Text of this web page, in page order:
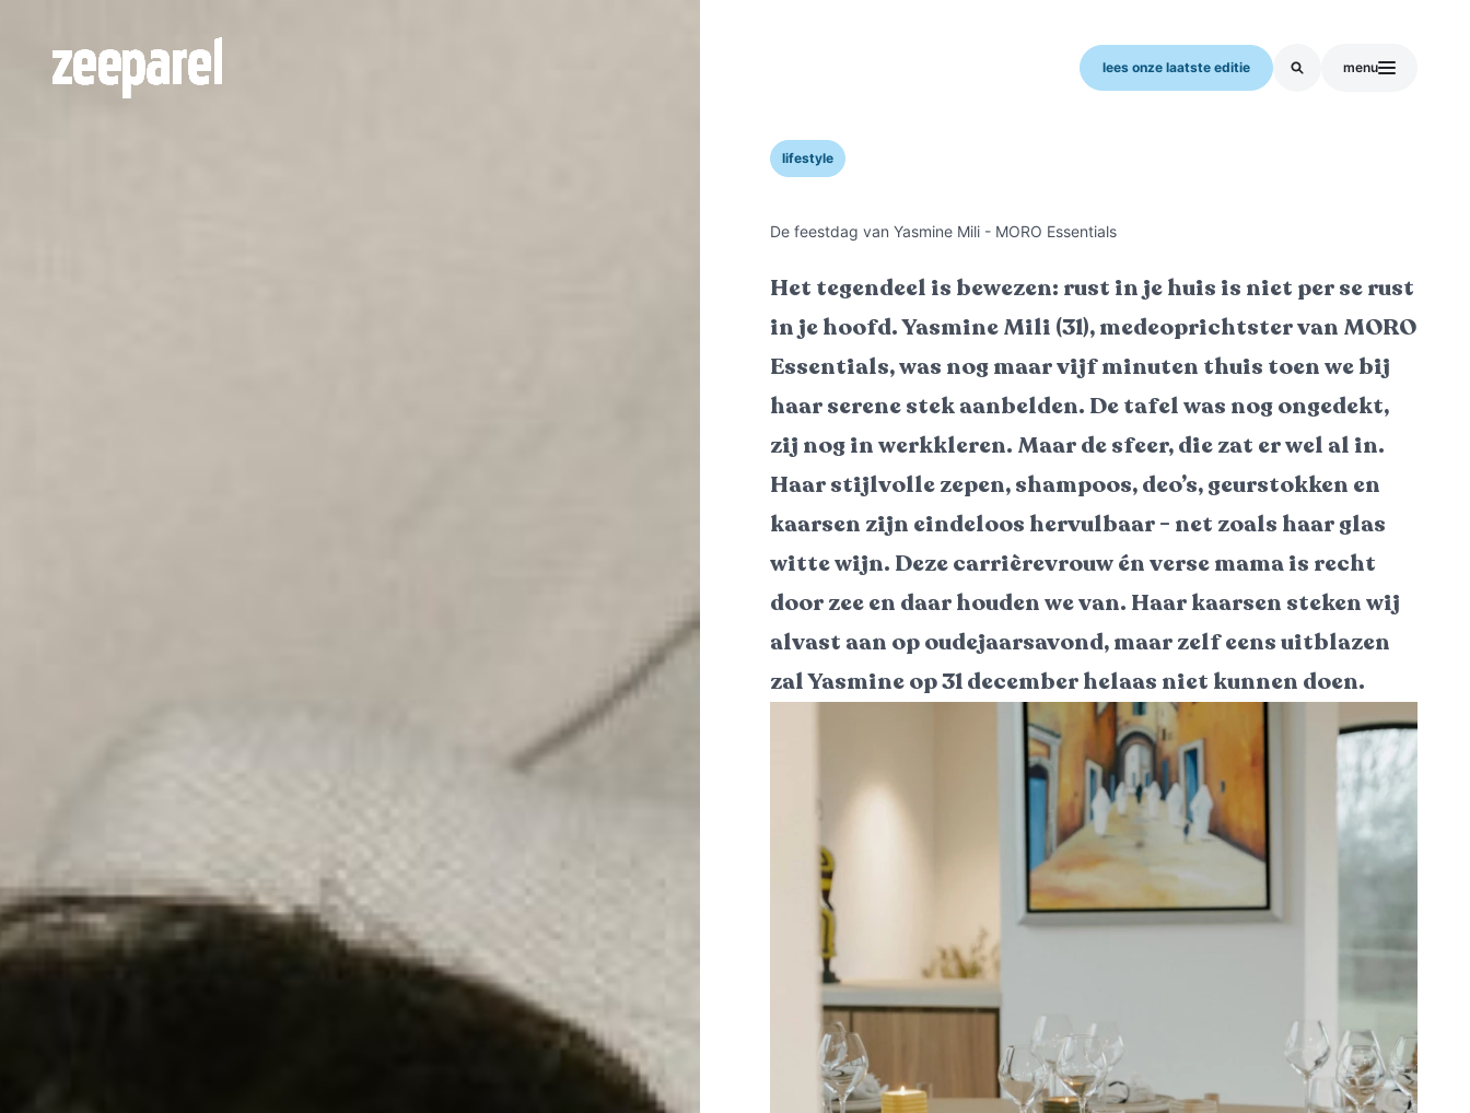
lees onze laatste editie menu
lifestyle
De feestdag van Yasmine Mili - MORO Essentials
Het tegendeel is bewezen: rust in je huis is niet per se rust
in je hoofd. Yasmine Mili (31), medeoprichtster van MORO
Essentials, was nog maar vijf minuten thuis toen we bij
haar serene stek aanbelden. De tafel was nog ongedekt,
zij nog in werkkleren. Maar de sfeer, die zat er wel al in.
Haar stijlvolle zepen, shampoos, deo’s, geurstokken en
kaarsen zijn eindeloos hervulbaar - net zoals haar glas
witte wijn. Deze carrièrevrouw én verse mama is recht
door zee en daar houden we van. Haar kaarsen steken wij
alvast aan op oudejaarsavond, maar zelf eens uitblazen
zal Yasmine op 31 december helaas niet kunnen doen.